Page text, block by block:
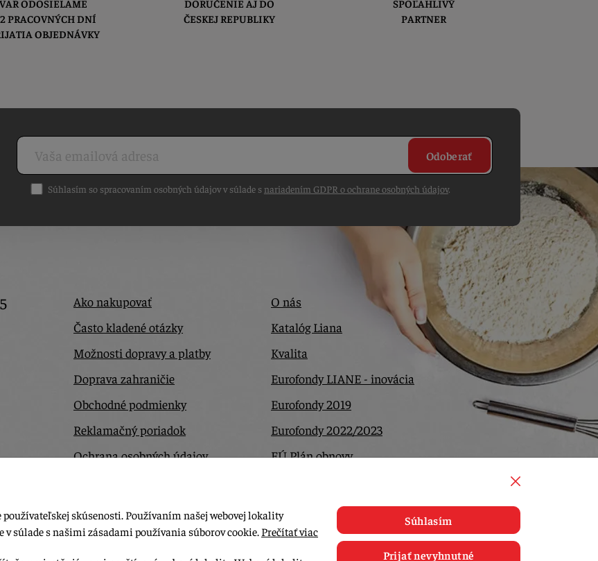
ODOSIELAME
PRACOVNÝCH DNÍ
OBJEDNÁVKY
DORUČENIE AJ DO
ČESKEJ REPUBLIKY
SPOĽAHLIVÝ
PARTNER
Odoberať
Súhlasím so spracovaním osobných údajov v súlade snariadením GDPR o ochrane osobných údajov.
Ako nakupovať
Často kladené otázky
Možnosti dopravy a platby
Doprava zahraničie
Obchodné podmienky
Reklamačný poriadok
Ochrana osobných údajov
O nás
Katalóg Liana
Kvalita
Eurofondy LIANE - inovácia
Eurofondy 2019
Eurofondy 2022/2023
EÚ Plán obnovy
skúsenosti. Používaním našej webovej lokality
súlade s našimi zásadami používania súborov cookie. Prečítať viac
Súhlasím
Prijať nevyhnutné